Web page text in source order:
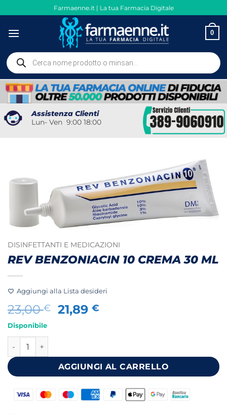
ai
contenuti
Farmaenne.it | La tua Farmacia Digitale
0
Ricerca
prodotti
Assistenza Clienti
Lun- Ven 9:00 18:00
DISINFETTANTI E MEDICAZIONI
REV BENZONIACIN 10 CREMA 30 ML
Aggiungi alla Lista desideri
23,00€
Il
23,00 €.
21,89€
21,89 €.
Disponibile
REV BENZONIACIN 10 CREMA 30 ML quantità
AGGIUNGI AL CARRELLO